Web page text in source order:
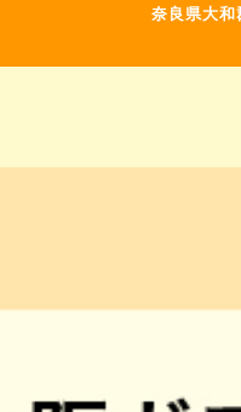
奈良県大和